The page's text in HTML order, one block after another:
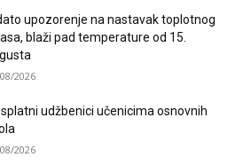
upozorenje na nastavak toplotnog
blaži pad temperature od 15.
2026
udžbenici učenicima osnovnih
2026